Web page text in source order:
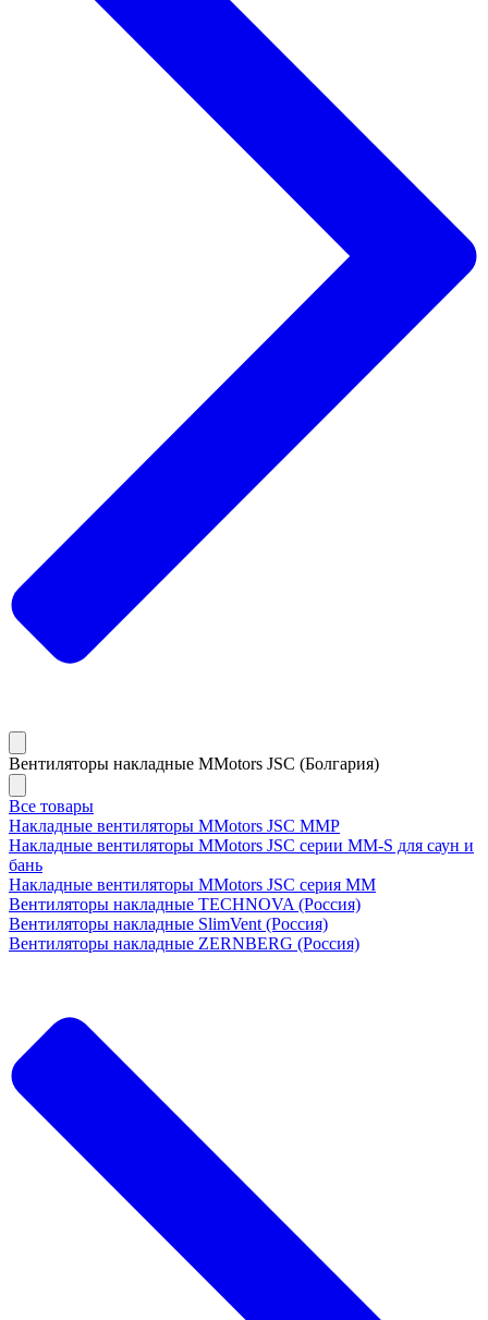
Вентиляторы накладные MMotors JSC (Болгария)
Все товары
Накладные вентиляторы MMotors JSC MMP
Накладные вентиляторы MMotors JSC серии MM-S для саун и
бань
Накладные вентиляторы MMotors JSC серия МM
Вентиляторы накладные TECHNOVA (Россия)
Вентиляторы накладные SlimVent (Россия)
Вентиляторы накладные ZERNBERG (Россия)